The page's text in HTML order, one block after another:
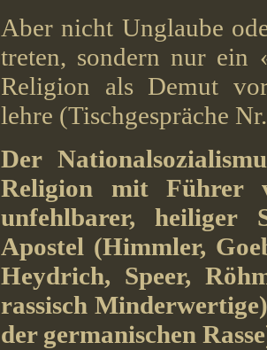
Aber nicht Unglaube
treten, sondern nur ein
Religion als Demut
lehre (Tischgespräche
Der
Religion mit Führer
unfehlbarer,
Apostel (Himmler,
Heydrich, Speer,
rassisch
der germanischen